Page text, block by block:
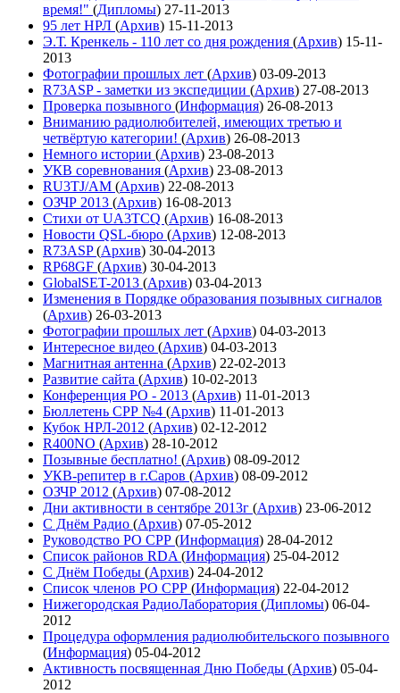
время!" (Дипломы) 27-11-2013
95 лет НРЛ (Архив) 15-11-2013
Э.Т. Кренкель - 110 лет со дня рождения (Архив) 15-11-
2013
Фотографии прошлых лет (Архив) 03-09-2013
R73ASP - заметки из экспедиции (Архив) 27-08-2013
Проверка позывного (Информация) 26-08-2013
Вниманию радиолюбителей, имеющих третью и
четвёртую категории! (Архив) 26-08-2013
Немного истории (Архив) 23-08-2013
УКВ соревнования (Архив) 23-08-2013
RU3TJ/AM (Архив) 22-08-2013
ОЗЧР 2013 (Архив) 16-08-2013
Стихи от UA3TCQ (Архив) 16-08-2013
Новости QSL-бюро (Архив) 12-08-2013
R73ASP(Архив) 30-04-2013
RP68GF (Архив) 30-04-2013
GlobalSET-2013 (Архив) 03-04-2013
Изменения в Порядке образования позывных сигналов
(Архив) 26-03-2013
Фотографии прошлых лет (Архив) 04-03-2013
Интересное видео (Архив) 04-03-2013
Магнитная антенна (Архив) 22-02-2013
Развитие сайта (Архив) 10-02-2013
Конференция РО - 2013 (Архив) 11-01-2013
Бюллетень СРР №4 (Архив) 11-01-2013
Кубок НРЛ-2012 (Архив) 02-12-2012
R400NO (Архив) 28-10-2012
Позывные бесплатно! (Архив) 08-09-2012
УКВ-репитер в г.Саров (Архив) 08-09-2012
ОЗЧР 2012 (Архив) 07-08-2012
Дни активности в сентябре 2013г (Архив) 23-06-2012
С Днём Радио (Архив) 07-05-2012
Руководство РО СРР (Информация) 28-04-2012
Список районов RDA (Информация) 25-04-2012
С Днём Победы (Архив) 24-04-2012
Список членов РО СРР (Информация) 22-04-2012
Нижегородская РадиоЛаборатория (Дипломы) 06-04-
2012
Процедура оформления радиолюбительского позывного
(Информация) 05-04-2012
Активность посвященная Дню Победы (Архив) 05-04-
2012